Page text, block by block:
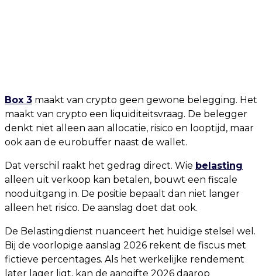
Box 3 maakt van crypto geen gewone belegging. Het
maakt van crypto een liquiditeitsvraag. De belegger
denkt niet alleen aan allocatie, risico en looptijd, maar
ook aan de eurobuffer naast de wallet.
Dat verschil raakt het gedrag direct. Wie belasting
alleen uit verkoop kan betalen, bouwt een fiscale
nooduitgang in. De positie bepaalt dan niet langer
alleen het risico. De aanslag doet dat ook.
De Belastingdienst nuanceert het huidige stelsel wel.
Bij de voorlopige aanslag 2026 rekent de fiscus met
fictieve percentages. Als het werkelijke rendement
later lager ligt, kan de aangifte 2026 daarop